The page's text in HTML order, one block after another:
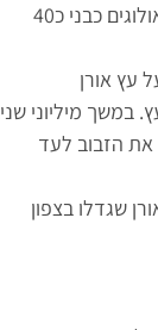
פריט נדיר ומיוחד. ענברים בלטים מתוארכים ע"י ארכיאולוגים כבני כ40
עץ אורן
במשך מיליוני
שגדלו בצפון